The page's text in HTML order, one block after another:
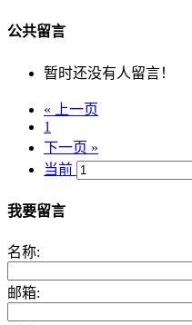
公共留言
暂时还没有人留言！
« 上一页
1
下一页 »
当前
我要留言
名称:
邮箱: